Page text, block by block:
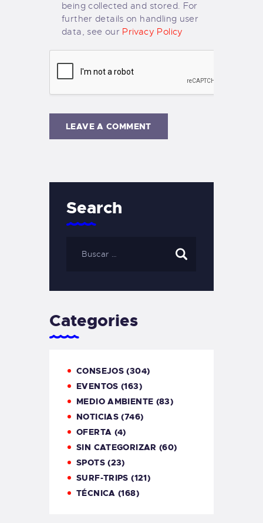
being collected and stored. For
further details on handling user
data, see our Privacy Policy
Search
Categories
CONSEJOS (304)
EVENTOS (163)
MEDIO AMBIENTE (83)
NOTICIAS (746)
OFERTA (4)
SIN CATEGORIZAR (60)
SPOTS(23)
SURF-TRIPS (121)
TÉCNICA (168)